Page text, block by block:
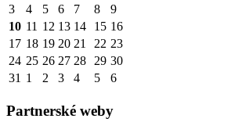
3
4 5 6 7 8
9
10 11 12 13 14 15 16
17 18 19 20 21 22 23
24 25 26 27 28 29 30
31 1 2 3 4 5 6
Partnerské weby